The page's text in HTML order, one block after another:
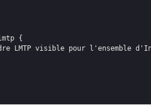
{
LMTP visible pour l'ensemble